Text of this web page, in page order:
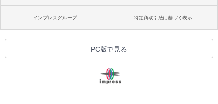
インプレスグループ 特定商取引法に基づく表示
PC版で見る